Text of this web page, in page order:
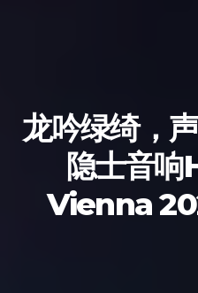
龙吟绿绮，
隐士音响
Vienna